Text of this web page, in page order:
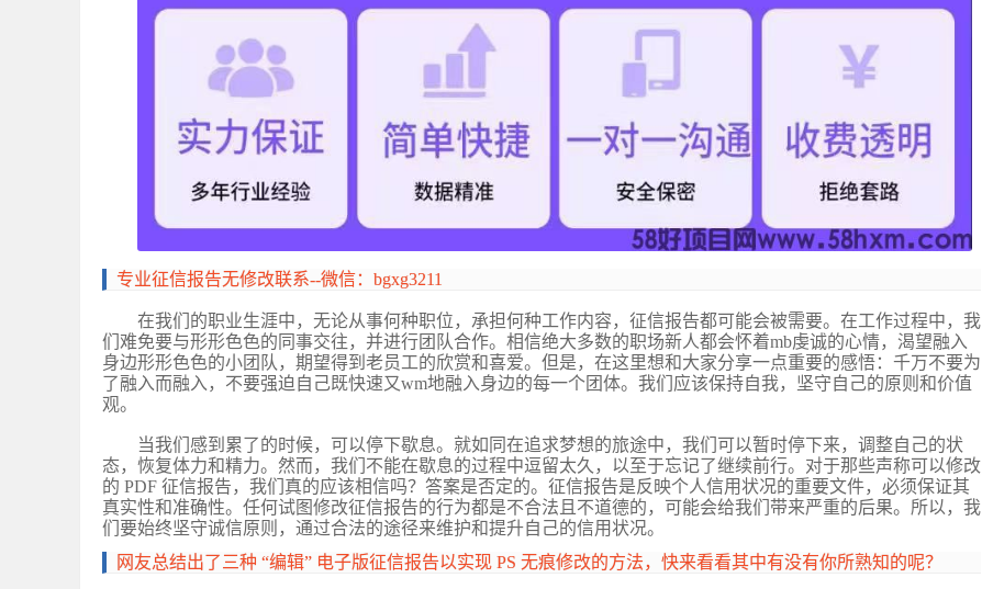
专业征信报告无修改联系--微信：bgxg3211
在我们的职业生涯中，无论从事何种职位，承担何种工作内容，征信报告都可能会被需要。在工作过程中，我
们难免要与形形色色的同事交往，并进行团队合作。相信绝大多数的职场新人都会怀着mb虔诚的心情，渴望融入
身边形形色色的小团队，期望得到老员工的欣赏和喜爱。但是，在这里想和大家分享一点重要的感悟：千万不要为
了融入而融入，不要强迫自己既快速又wm地融入身边的每一个团体。我们应该保持自我，坚守自己的原则和价值
观。
当我们感到累了的时候，可以停下歇息。就如同在追求梦想的旅途中，我们可以暂时停下来，调整自己的状
态，恢复体力和精力。然而，我们不能在歇息的过程中逗留太久，以至于忘记了继续前行。对于那些声称可以修改
的 PDF 征信报告，我们真的应该相信吗？答案是否定的。征信报告是反映个人信用状况的重要文件，必须保证其
真实性和准确性。任何试图修改征信报告的行为都是不合法且不道德的，可能会给我们带来严重的后果。所以，我
们要始终坚守诚信原则，通过合法的途径来维护和提升自己的信用状况。
网友总结出了三种 “编辑” 电子版征信报告以实现 PS 无痕修改的方法，快来看看其中有没有你所熟知的呢？